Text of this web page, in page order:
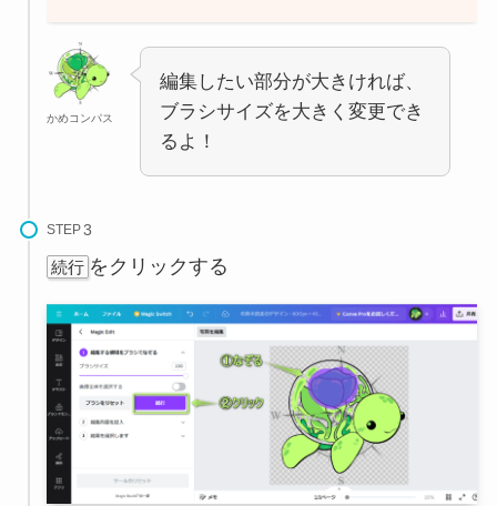
かめコンパス
編集したい部分が大きければ、
ブラシサイズを大きく変更でき
るよ！
STEP
続行 をクリックする